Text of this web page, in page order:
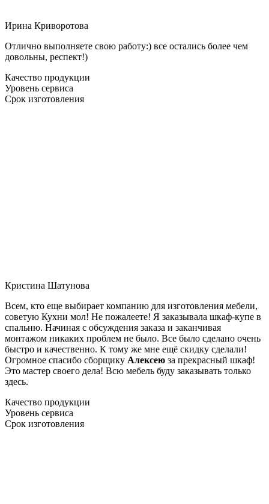
Ирина Криворотова
Отлично выполняете свою работу:) все остались более чем
довольны, респект!)
Качество продукции
Уровень сервиса
Срок изготовления
Кристина Шатунова
Всем, кто еще выбирает компанию для изготовления мебели,
советую Кухни мол! Не пожалеете! Я заказывала шкаф-купе в
спальню. Начиная с обсуждения заказа и заканчивая
монтажом никаких проблем не было. Все было сделано очень
быстро и качественно. К тому же мне ещё скидку сделали!
Огромное спасибо сборщику Алексею за прекрасный шкаф!
Это мастер своего дела! Всю мебель буду заказывать только
здесь.
Качество продукции
Уровень сервиса
Срок изготовления